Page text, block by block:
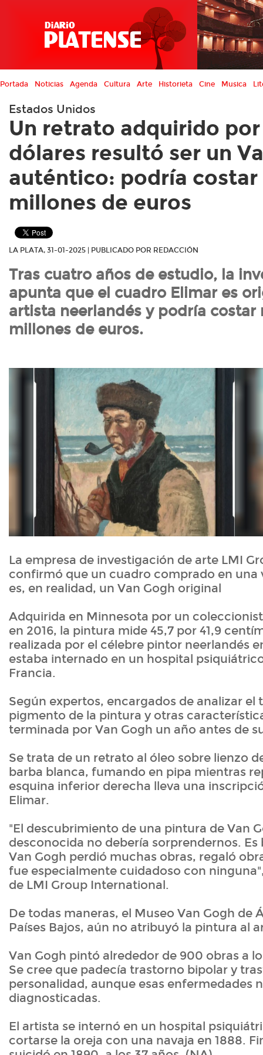
Portada Noticias Agenda Cultura Arte Historieta Cine Musica
Estados Unidos
Un retrato adquirido
dólares resultó ser un
auténtico: podría costar
millones de euros
LA PLATA, 31-01-2025 | PUBLICADO POR REDACCIÓN
Tras cuatro años de estudio, la
apunta que el cuadro Elimar es
artista neerlandés y podría costar
millones de euros.
La empresa de investigación de arte LMI
confirmó que un cuadro comprado en una
es, en realidad, un Van Gogh original
Adquirida en Minnesota por un
en 2016, la pintura mide 45,7 por 41,9
realizada por el célebre pintor neerlandés
estaba internado en un hospital
Francia.
Según expertos, encargados de analizar el
pigmento de la pintura y otras
terminada por Van Gogh un año antes de
Se trata de un retrato al óleo sobre lienzo
barba blanca, fumando en pipa mientras
esquina inferior derecha lleva una
Elimar.
"El descubrimiento de una pintura de Van
desconocida no debería sorprendernos. Es
Van Gogh perdió muchas obras, regaló
fue especialmente cuidadoso con
de LMI Group International.
De todas maneras, el Museo Van Gogh de
Países Bajos, aún no atribuyó la pintura al
Van Gogh pintó alrededor de 900 obras a
Se cree que padecía trastorno bipolar y
personalidad, aunque esas enfermedades
diagnosticadas.
El artista se internó en un hospital
cortarse la oreja con una navaja en 1888.